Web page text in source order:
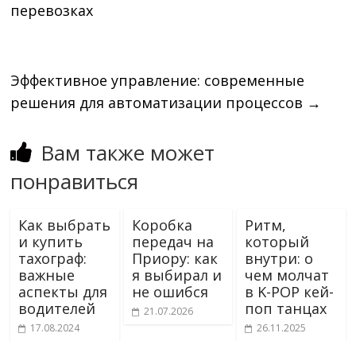
перевозках
Эффективное управление: современные
решения для автоматизации процессов →
Вам также может
понравиться
Как выбрать
и купить
тахограф:
важные
аспекты для
водителей
17.08.2024
Коробка
передач на
Приору: как
я выбирал и
не ошибся
21.07.2026
Ритм,
который
внутри: о
чем молчат
в K-POP кей-
поп танцах
26.11.2025